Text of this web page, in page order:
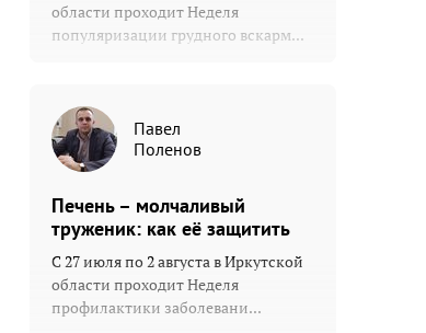
области проходит Неделя
популяризации грудного вскарм...
Павел
Поленов
Печень – молчаливый
труженик: как её защитить
С 27 июля по 2 августа в Иркутской
области проходит Неделя
профилактики заболевани...